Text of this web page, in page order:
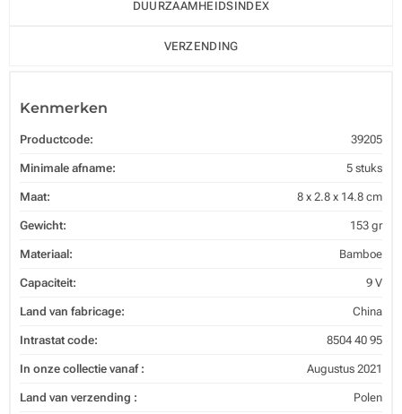
DUURZAAMHEIDSINDEX
VERZENDING
Kenmerken
Productcode: 39205
Minimale afname: 5 stuks
Maat: 8 x 2.8 x 14.8 cm
Gewicht: 153 gr
Materiaal: Bamboe
Capaciteit: 9 V
Land van fabricage: China
Intrastat code: 8504 40 95
In onze collectie vanaf : Augustus 2021
Land van verzending : Polen